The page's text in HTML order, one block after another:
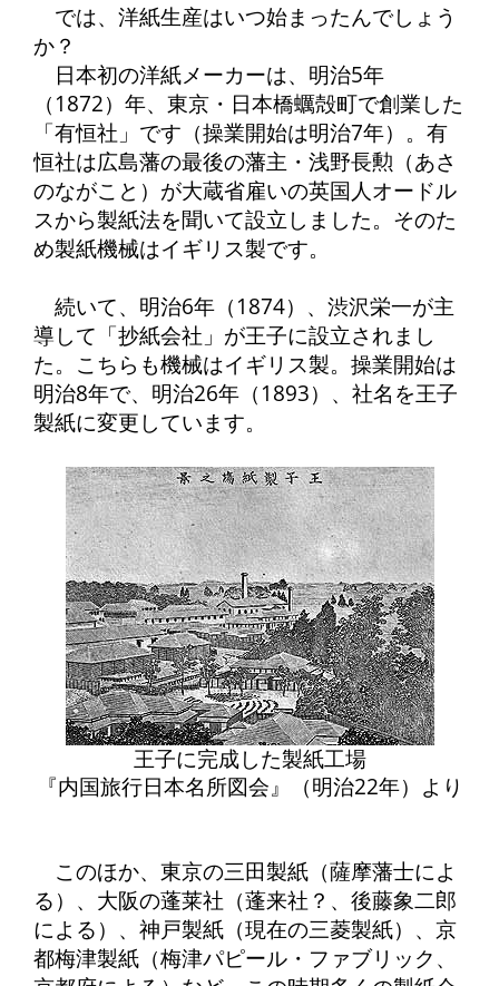
では、洋紙生産はいつ始まったんでしょう
か？
日本初の洋紙メーカーは、明治5年
（1872）年、東京・日本橋蠣殻町で創業した
「有恒社」です（操業開始は明治7年）。有
恒社は広島藩の最後の藩主・浅野長勲（あさ
のながこと）が大蔵省雇いの英国人オードル
スから製紙法を聞いて設立しました。そのた
め製紙機械はイギリス製です。
続いて、明治6年（1874）、渋沢栄一が主
導して「抄紙会社」が王子に設立されまし
た。こちらも機械はイギリス製。操業開始は
明治8年で、明治26年（1893）、社名を王子
製紙に変更しています。
王子に完成した製紙工場
『内国旅行日本名所図会』（明治22年）より
このほか、東京の三田製紙（薩摩藩士によ
る）、大阪の蓬莱社（蓬来社？、後藤象二郎
による）、神戸製紙（現在の三菱製紙）、京
都梅津製紙（梅津パピール・ファブリック、